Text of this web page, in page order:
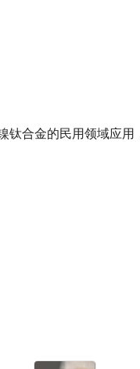
合金的民用领域应